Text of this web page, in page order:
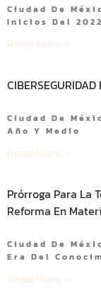
Ciudad De
Inicios Del
Read More »
Ciudad De
Año Y Medio
Read More »
Prórroga Para La
Reforma En
Ciudad De
Era Del
Read More »